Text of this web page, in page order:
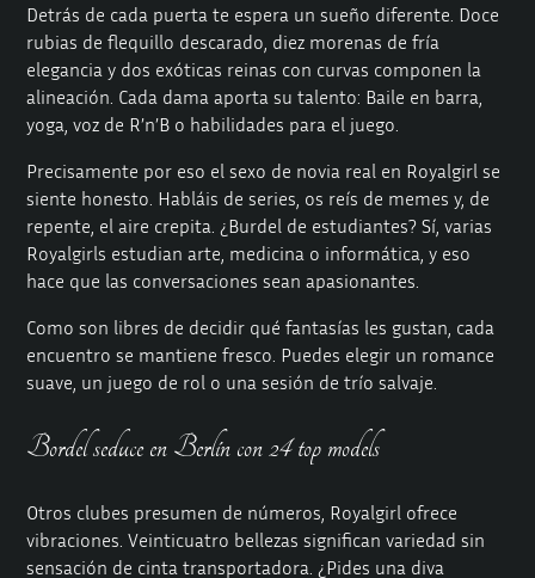
Detrás de cada puerta te espera un sueño diferente. Doce
rubias de flequillo descarado, diez morenas de fría
elegancia y dos exóticas reinas con curvas componen la
alineación. Cada dama aporta su talento: Baile en barra,
yoga, voz de R’n’B o habilidades para el juego.
Precisamente por eso el sexo de novia real en Royalgirl se
siente honesto. Habláis de series, os reís de memes y, de
repente, el aire crepita. ¿Burdel de estudiantes? Sí, varias
Royalgirls estudian arte, medicina o informática, y eso
hace que las conversaciones sean apasionantes.
Como son libres de decidir qué fantasías les gustan, cada
encuentro se mantiene fresco. Puedes elegir un romance
suave, un juego de rol o una sesión de trío salvaje.
Bordel seduce en Berlín con 24 top models
Otros clubes presumen de números, Royalgirl ofrece
vibraciones. Veinticuatro bellezas significan variedad sin
sensación de cinta transportadora. ¿Pides una diva